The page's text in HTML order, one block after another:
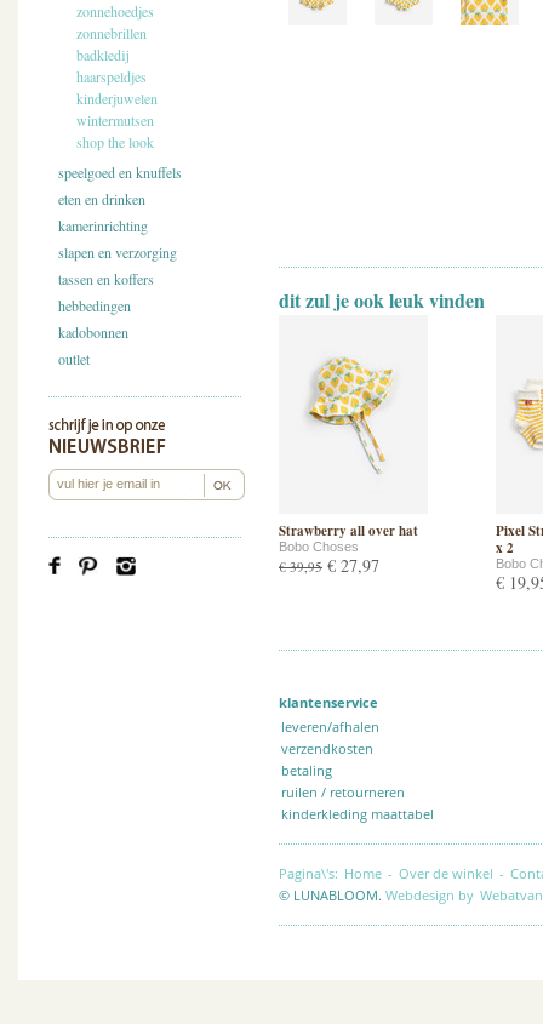
zonnehoedjes
zonnebrillen
badkledij
haarspeldjes
kinderjuwelen
wintermutsen
shop the look
speelgoed en knuffels
eten en drinken
kamerinrichting
slapen en verzorging
tassen en koffers
hebbedingen
kadobonnen
outlet
dit zul je ook leuk vinden
Strawberry all over hat
Bobo Choses
€ 39,95 € 27,97
Pixel
x 2
Bobo
€
klantenservice
leveren/afhalen
verzendkosten
betaling
ruilen / retourneren
kinderkleding maattabel
Pagina\'s: Home - Over de winkel -
© LUNABLOOM. Webdesign by